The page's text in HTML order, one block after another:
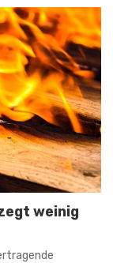
weinig